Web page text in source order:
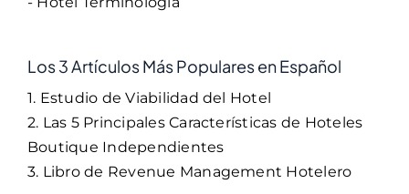
Los 3 Artículos Más Populares en Español
1. Estudio de Viabilidad del Hotel
2. Las 5 Principales Características de Hoteles
Boutique Independientes
3. Libro de Revenue Management Hotelero